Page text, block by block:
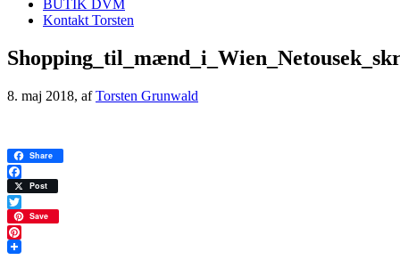
BUTIK DVM
Kontakt Torsten
8. maj 2018, afTorsten Grunwald
Share
Facebook
Post
Twitter
Save
Pinterest